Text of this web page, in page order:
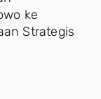
ke
Strategis